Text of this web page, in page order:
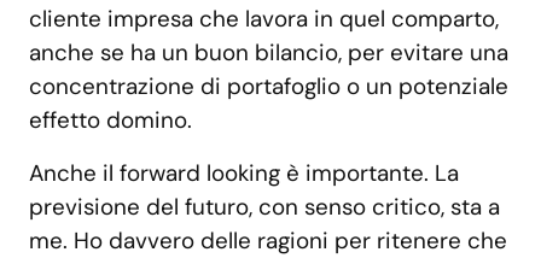
cliente impresa che lavora in quel comparto,
anche se ha un buon bilancio, per evitare una
concentrazione di portafoglio o un potenziale
effetto domino.
Anche il forward looking è importante. La
previsione del futuro, con senso critico, sta a
me. Ho davvero delle ragioni per ritenere che